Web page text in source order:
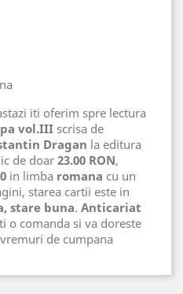
iti oferim spre lectura
vol.III scrisa de
Dragan la editura
de doar 23.00 RON,
in limba romana cu un
starea cartii este in
stare buna. Anticariat
o comanda si va doreste
de cumpana